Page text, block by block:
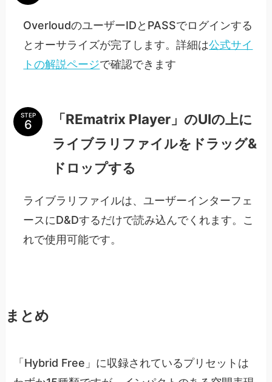
OverloudのユーザーIDとPASSでログインする
とオーサライズが完了します。詳細は公式サイ
トの解説ページで確認できます
STEP
「REmatrix Player」のUIの上に
ライブラリファイルをドラッグ&
ドロップする
ライブラリファイルは、ユーザーインターフェ
ースにD&Dするだけで読み込んでくれます。こ
れで使用可能です。
まとめ
「Hybrid Free」に収録されているプリセットは